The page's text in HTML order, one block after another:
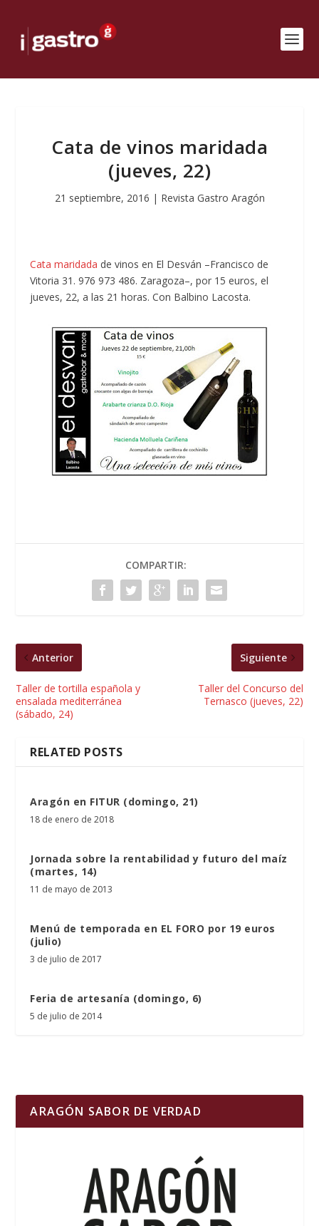
Cata de vinos maridada
(jueves, 22)
21 septiembre, 2016 | Revista Gastro Aragón
Cata maridada de vinos en El Desván –Francisco de
Vitoria 31. 976 973 486. Zaragoza–, por 15 euros, el
jueves, 22, a las 21 horas. Con Balbino Lacosta.
COMPARTIR:
Anterior
Taller de tortilla española y
ensalada mediterránea
(sábado, 24)
Siguiente
Taller del Concurso del
Ternasco (jueves, 22)
RELATED POSTS
Aragón en FITUR (domingo, 21)
18 de enero de 2018
Jornada sobre la rentabilidad y futuro del maíz
(martes, 14)
11 de mayo de 2013
Menú de temporada en EL FORO por 19 euros
(julio)
3 de julio de 2017
Feria de artesanía (domingo, 6)
5 de julio de 2014
ARAGÓN SABOR DE VERDAD